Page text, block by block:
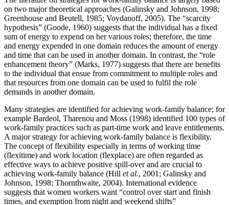
on two major theoretical approaches (Galinsky and Johnson, 1998;
Greenhouse and Beutell, 1985; Voydanoff, 2005). The “scarcity
hypothesis” (Goode, 1960) suggests that the individual has a fixed
sum of energy to expend on her various roles; therefore, the time
and energy expended in one domain reduces the amount of energy
and time that can be used in another domain. In contrast, the “role
enhancement theory” (Marks, 1977) suggests that there are benefits
to the individual that ensue from commitment to multiple roles and
that resources from one domain can be used to fulfil the role
demands in another domain.
Many strategies are identified for achieving work-family balance; for
example Bardeol, Tharenou and Moss (1998) identified 100 types of
work-family practices such as part-time work and leave entitlements.
A major strategy for achieving work-family balance is flexibility.
The concept of flexibility especially in terms of working time
(flexitime) and work location (flexplace) are often regarded as
effective ways to achieve positive spill-over and are crucial to
achieving work-family balance (Hill et al., 2001; Galinsky and
Johnson, 1998; Thornthwaite, 2004). International evidence
suggests that women workers want “control over start and finish
times, and exemption from night and weekend shifts”